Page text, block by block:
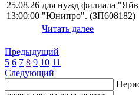
25.08.26
13:00:00
для нужд филиала
"Юнипро". (ЗП608182)
Читать далее
Предыдущий
5 6 7 8 9 10 11
Следующий